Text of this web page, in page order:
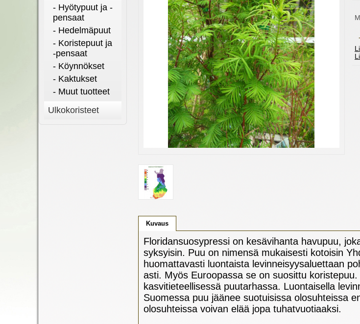
- Hyötypuut ja -
pensaat
- Hedelmäpuut
- Koristepuut ja
-pensaat
- Köynnökset
- Kaktukset
- Muut tuotteet
Ulkokoristeet
Kuvaus
Floridansuosypressi on kesävihanta havupuu,
syksyisin. Puu on nimensä mukaisesti kotoisin
huomattavasti luontaista levinneisyysaluettaan
asti. Myös Euroopassa se on suosittu
kasvitieteellisessä puutarhassa. Luontaisella
Suomessa puu jäänee suotuisissa olosuhteissa
olosuhteissa voivan elää jopa tuhatvuotiaaksi.